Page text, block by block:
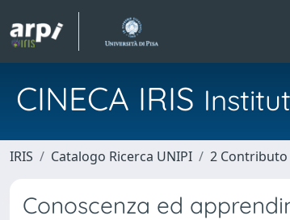
CINECA IRIS
IRIS Catalogo Ricerca UNIPI 2
Conoscenza ed